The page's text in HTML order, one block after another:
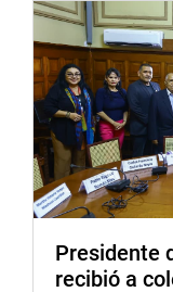
Ramos, dirigió las
megáfono en
de su oficina y
“evacuados”.
El personal de
chalecos rojos,
de brigadas de
con radios y
Dos “heridos”
Presidente
recibió a